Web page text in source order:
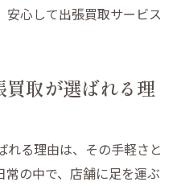
安心感とその理由
ためのポイント
事例から学ぶ
重要性
めの注意点
安心して出張買取サービス
取が選ばれる理
れる理由は、その手軽さと
の中で、店舗に足を運ぶ